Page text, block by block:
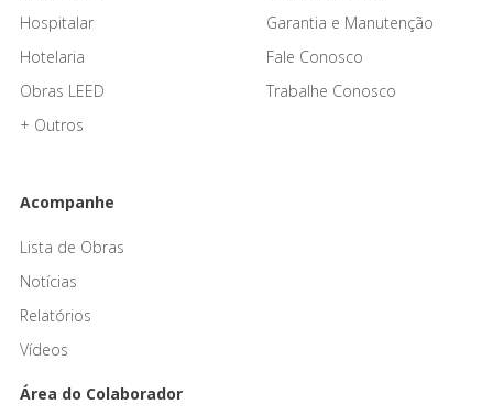
Hospitalar
Hotelaria
Obras LEED
+ Outros
Garantia e Manutenção
Fale Conosco
Trabalhe Conosco
Acompanhe
Lista de Obras
Notícias
Relatórios
Vídeos
Área do Colaborador